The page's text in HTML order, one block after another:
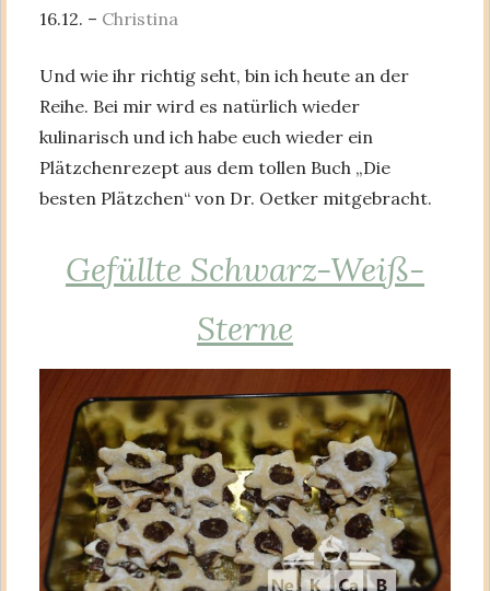
16.12. – Christina
Und wie ihr richtig seht, bin ich heute an der
Reihe. Bei mir wird es natürlich wieder
kulinarisch und ich habe euch wieder ein
Plätzchenrezept aus dem tollen Buch „Die
besten Plätzchen“ von Dr. Oetker mitgebracht.
Gefüllte Schwarz-Weiß-
Sterne